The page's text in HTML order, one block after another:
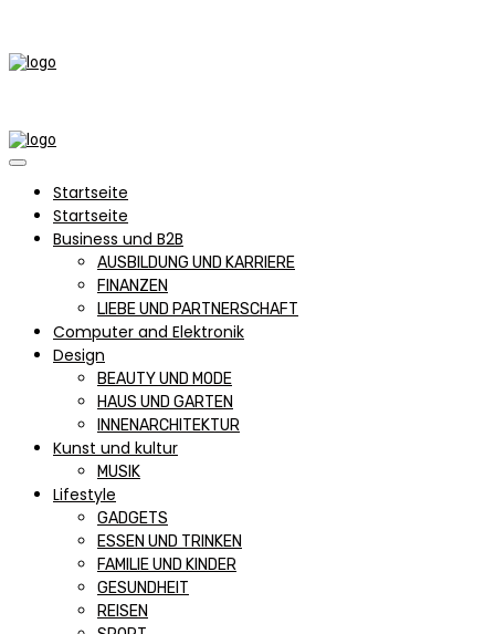
Startseite
Startseite
Business und B2B
AUSBILDUNG UND KARRIERE
FINANZEN
LIEBE UND PARTNERSCHAFT
Computer and Elektronik
Design
BEAUTY UND MODE
HAUS UND GARTEN
INNENARCHITEKTUR
Kunst und kultur
MUSIK
Lifestyle
GADGETS
ESSEN UND TRINKEN
FAMILIE UND KINDER
GESUNDHEIT
REISEN